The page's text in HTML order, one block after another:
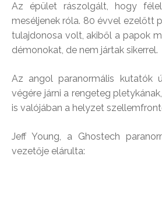
Az épület rászolgált, hogy
meséljenek róla. 80 évvel ezelőtt
tulajdonosa volt, akiből a papok
démonokat, de nem jártak sikerrel.
Az angol paranormális kutatók
végére járni a rengeteg
is valójában a helyzet
Jeff Young, a Ghostech
vezetője elárulta: